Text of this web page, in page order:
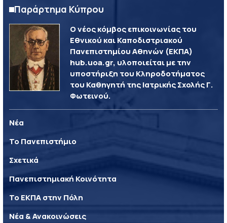
Παράρτημα Κύπρου
Ο νέος κόμβος επικοινωνίας του
Εθνικού και Καποδιστριακού
Πανεπιστημίου Αθηνών (ΕΚΠΑ)
hub.uoa.gr, υλοποιείται με την
υποστήριξη του Κληροδοτήματος
του Καθηγητή της Ιατρικής Σχολής Γ.
Φωτεινού.
Νέα
Το Πανεπιστήμιο
Σχετικά
Πανεπιστημιακή Κοινότητα
Το ΕΚΠΑ στην Πόλη
Νέα & Ανακοινώσεις